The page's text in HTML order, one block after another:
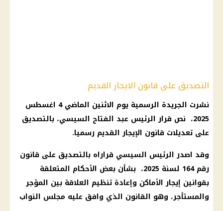
التصديق على قانون الايجار القديم
نشرت الجريدة الرسمية يوم الاثنين الماضي 4 اغسطس
2025، نص قرار الرئيس عبد الفتاح السيسي، بالتصديق
على تعديلات قانون الإيجار القديم رسميا.
وقد اصدر الرئيس السيسي قراراه بالتصديق على قانون
رقم 164 لسنة 2025، بشأن بعض الأحكام المتعلقة
بقوانين إيجار الأماكن وإعادة تنظيم العلاقة بين المؤجر
والمستأجر، وهو القانون الذي وافق عليه مجلس النواب